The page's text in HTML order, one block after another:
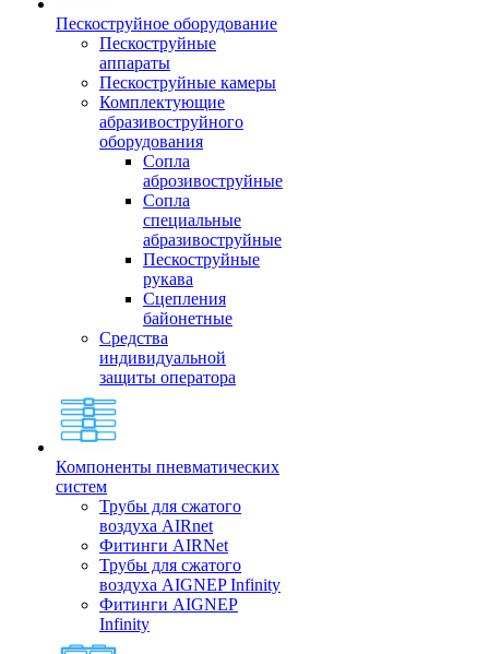
Пескоструйное оборудование
Пескоструйные
аппараты
Пескоструйные камеры
Комплектующие
абразивоструйного
оборудования
Сопла
аброзивоструйные
Сопла
специальные
абразивоструйные
Пескоструйные
рукава
Сцепления
байонетные
Средства
индивидуальной
защиты оператора
Компоненты пневматических
систем
Трубы для сжатого
воздуха AIRnet
Фитинги AIRNet
Трубы для сжатого
воздуха AIGNEP Infinity
Фитинги AIGNEP
Infinity